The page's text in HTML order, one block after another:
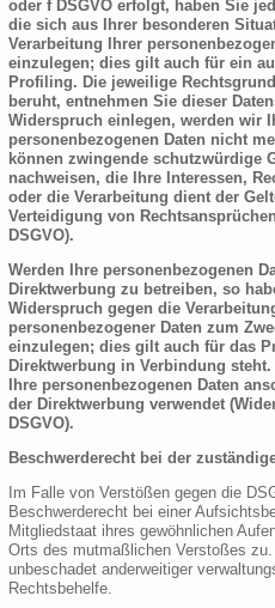
oder f DSGVO erfolgt, haben Sie
die sich aus Ihrer besonderen
Verarbeitung Ihrer
einzulegen; dies gilt auch für ein
Profiling. Die jeweilige
beruht, entnehmen Sie dieser
Widerspruch einlegen, werden wir
personenbezogenen Daten nicht
können zwingende schutzwürdige
nachweisen, die Ihre Interessen,
oder die Verarbeitung dient der
Verteidigung von
DSGVO).
Werden Ihre personenbezogenen
Direktwerbung zu betreiben, so
Widerspruch gegen die
personenbezogener Daten zum
einzulegen; dies gilt auch für das
Direktwerbung in Verbindung
Ihre personenbezogenen Daten
der Direktwerbung verwendet
DSGVO).
Beschwerderecht bei der
Im Falle von Verstößen gegen die
Beschwerderecht bei einer
Mitgliedstaat ihres gewöhnlichen
Orts des mutmaßlichen Verstoßes
unbeschadet anderweitiger
Rechtsbehelfe.